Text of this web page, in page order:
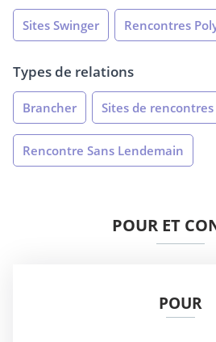
Sites Swinger Rencontres
Types de relations
Brancher Sites de
Rencontre Sans Lendemain
POUR ET
POUR